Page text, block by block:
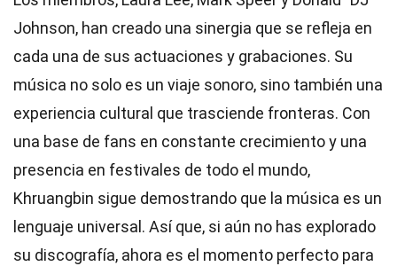
Johnson, han creado una sinergia que se refleja en
cada una de sus actuaciones y grabaciones. Su
música no solo es un viaje sonoro, sino también una
experiencia cultural que trasciende fronteras. Con
una base de fans en constante crecimiento y una
presencia en festivales de todo el mundo,
Khruangbin sigue demostrando que la música es un
lenguaje universal. Así que, si aún no has explorado
su discografía, ahora es el momento perfecto para